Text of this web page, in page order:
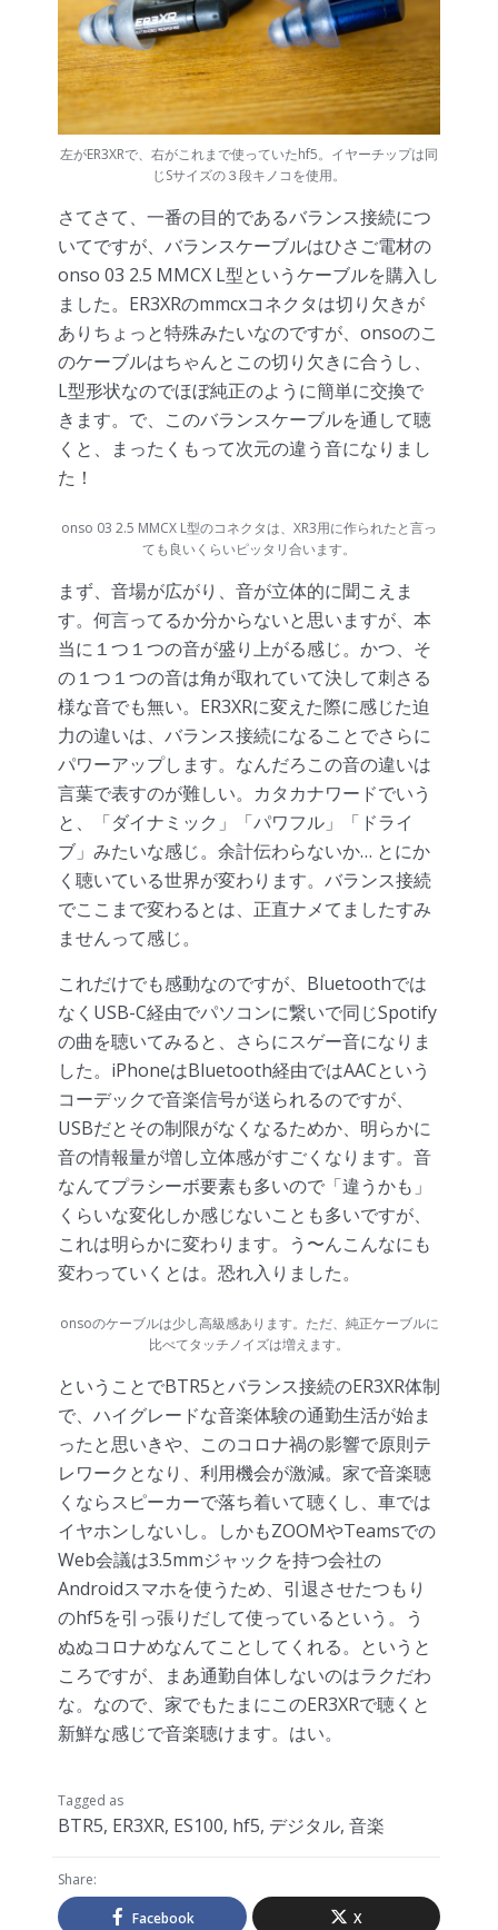
左がER3XRで、右がこれまで使っていたhf5。イヤーチップは同
じSサイズの３段キノコを使用。
さてさて、一番の目的であるバランス接続につ
いてですが、バランスケーブルはひさご電材の
onso 03 2.5 MMCX L型というケーブルを購入し
ました。ER3XRのmmcxコネクタは切り欠きが
ありちょっと特殊みたいなのですが、onsoのこ
のケーブルはちゃんとこの切り欠きに合うし、
L型形状なのでほぼ純正のように簡単に交換で
きます。で、このバランスケーブルを通して聴
くと、まったくもって次元の違う音になりまし
た！
onso 03 2.5 MMCX L型のコネクタは、XR3用に作られたと言っ
ても良いくらいピッタリ合います。
まず、音場が広がり、音が立体的に聞こえま
す。何言ってるか分からないと思いますが、本
当に１つ１つの音が盛り上がる感じ。かつ、そ
の１つ１つの音は角が取れていて決して刺さる
様な音でも無い。ER3XRに変えた際に感じた迫
力の違いは、バランス接続になることでさらに
パワーアップします。なんだろこの音の違いは
言葉で表すのが難しい。カタカナワードでいう
と、「ダイナミック」「パワフル」「ドライ
ブ」みたいな感じ。余計伝わらないか… とにか
く聴いている世界が変わります。バランス接続
でここまで変わるとは、正直ナメてましたすみ
ませんって感じ。
これだけでも感動なのですが、Bluetoothでは
なくUSB-C経由でパソコンに繋いで同じSpotify
の曲を聴いてみると、さらにスゲー音になりま
した。iPhoneはBluetooth経由ではAACという
コーデックで音楽信号が送られるのですが、
USBだとその制限がなくなるためか、明らかに
音の情報量が増し立体感がすごくなります。音
なんてプラシーボ要素も多いので「違うかも」
くらいな変化しか感じないことも多いですが、
これは明らかに変わります。う〜んこんなにも
変わっていくとは。恐れ入りました。
onsoのケーブルは少し高級感あります。ただ、純正ケーブルに
比べてタッチノイズは増えます。
ということでBTR5とバランス接続のER3XR体制
で、ハイグレードな音楽体験の通勤生活が始ま
ったと思いきや、このコロナ禍の影響で原則テ
レワークとなり、利用機会が激減。家で音楽聴
くならスピーカーで落ち着いて聴くし、車では
イヤホンしないし。しかもZOOMやTeamsでの
Web会議は3.5mmジャックを持つ会社の
Androidスマホを使うため、引退させたつもり
のhf5を引っ張りだして使っているという。う
ぬぬコロナめなんてことしてくれる。というと
ころですが、まあ通勤自体しないのはラクだわ
な。なので、家でもたまにこのER3XRで聴くと
新鮮な感じで音楽聴けます。はい。
Tagged as
BTR5, ER3XR, ES100, hf5, デジタル, 音楽
Share:
Facebook X